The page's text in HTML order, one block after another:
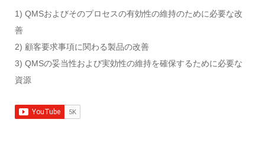
1) QMSおよびそのプロセスの有効性の維持のために必要な改
善
2) 顧客要求事項に関わる製品の改善
3) QMSの妥当性および実効性の維持を確保するために必要な
資源